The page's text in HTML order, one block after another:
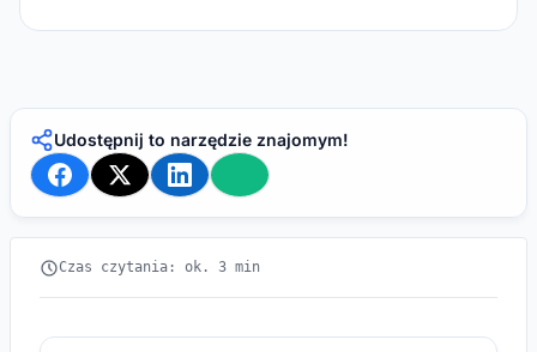
Udostępnij to narzędzie znajomym!
Czas czytania: ok. 3 min